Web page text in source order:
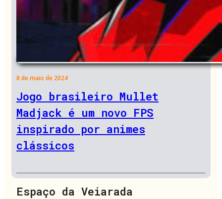
8 de maio de 2024
Jogo brasileiro Mullet
Madjack é um novo FPS
inspirado por animes
clássicos
Espaço da Veiarada